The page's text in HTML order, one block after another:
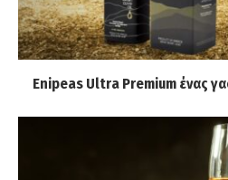
Enipeas Ultra Premium ένας